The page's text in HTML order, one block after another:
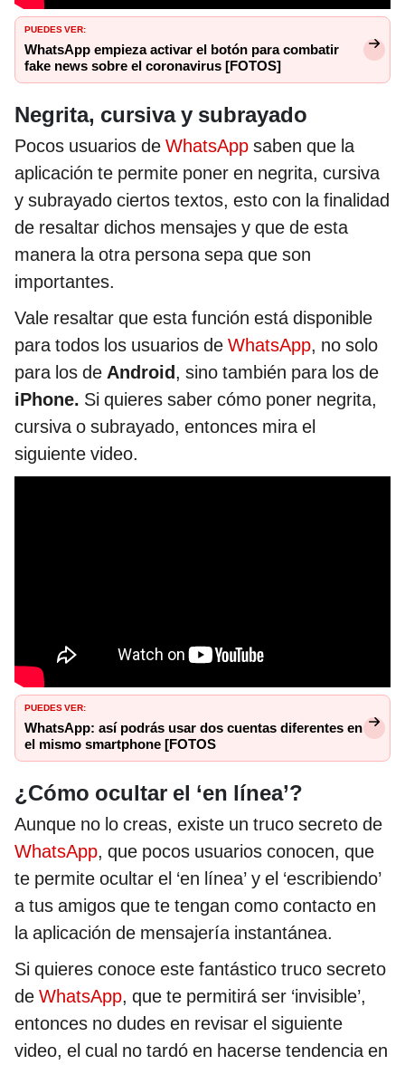
PUEDES VER:
WhatsApp empieza activar el botón para combatir
fake news sobre el coronavirus [FOTOS]
Negrita, cursiva y subrayado
Pocos usuarios de WhatsApp saben que la
aplicación te permite poner en negrita, cursiva
y subrayado ciertos textos, esto con la finalidad
de resaltar dichos mensajes y que de esta
manera la otra persona sepa que son
importantes.
Vale resaltar que esta función está disponible
para todos los usuarios de WhatsApp, no solo
para los de Android, sino también para los de
iPhone. Si quieres saber cómo poner negrita,
cursiva o subrayado, entonces mira el
siguiente video.
PUEDES VER:
WhatsApp: así podrás usar dos cuentas diferentes en
el mismo smartphone [FOTOS
¿Cómo ocultar el ‘en línea’?
Aunque no lo creas, existe un truco secreto de
WhatsApp, que pocos usuarios conocen, que
te permite ocultar el ‘en línea’ y el ‘escribiendo’
a tus amigos que te tengan como contacto en
la aplicación de mensajería instantánea.
Si quieres conoce este fantástico truco secreto
de WhatsApp, que te permitirá ser ‘invisible’,
entonces no dudes en revisar el siguiente
video, el cual no tardó en hacerse tendencia en